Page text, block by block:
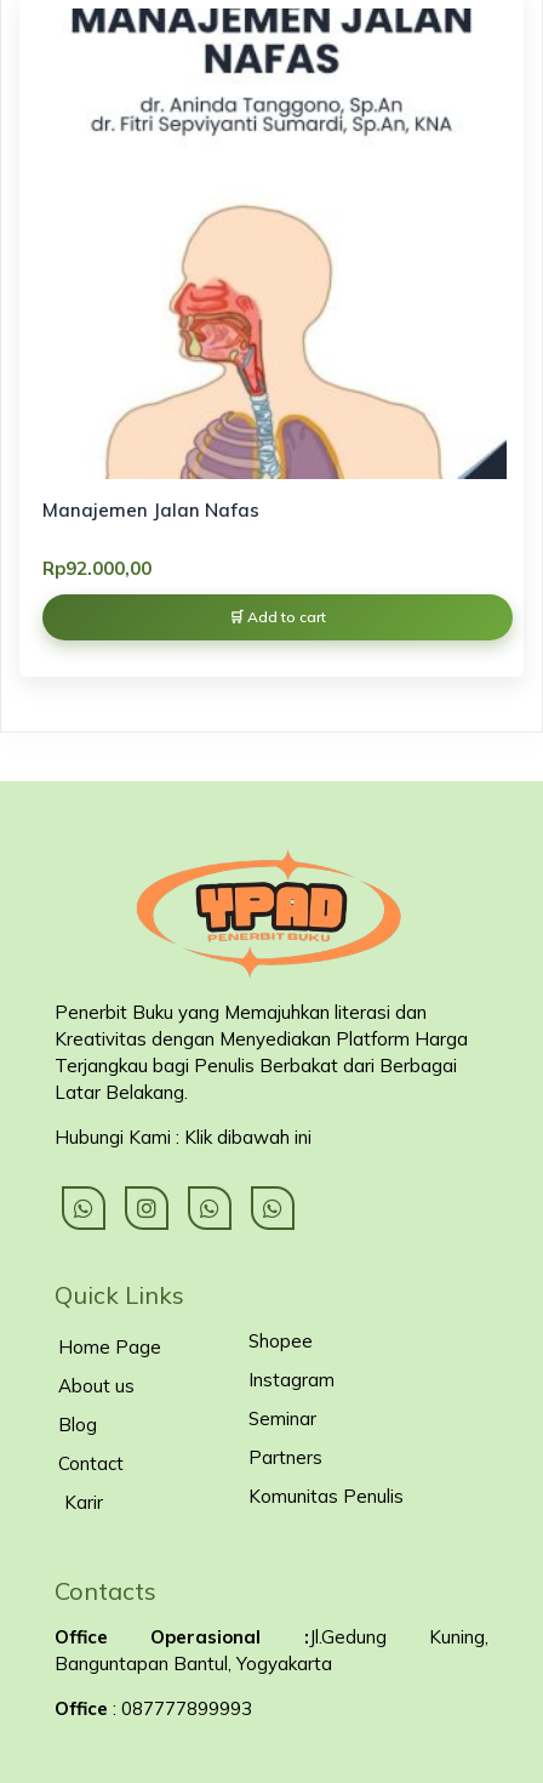
Manajemen Jalan Nafas
Rp92.000,00
Add to cart
Penerbit Buku yang Memajuhkan literasi dan
Kreativitas dengan Menyediakan Platform Harga
Terjangkau bagi Penulis Berbakat dari Berbagai
Latar Belakang
Hubungi Kami : Klik dibawah ini
Quick Links
Home Page
About us
Blog
Contact
Karir
Shopee
Instagram
Seminar
Partners
Komunitas Penulis
Contacts
Office Operasional :Jl.Gedung Kuning,
Banguntapan Bantul, Yogyakarta
Office : 087777899993